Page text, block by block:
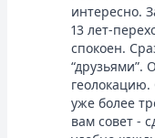
интересно.
13 лет-
спокоен.
“друзьями”.
уже более
вам совет -